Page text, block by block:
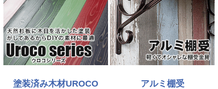
塗装済み木材UROCO アルミ棚受